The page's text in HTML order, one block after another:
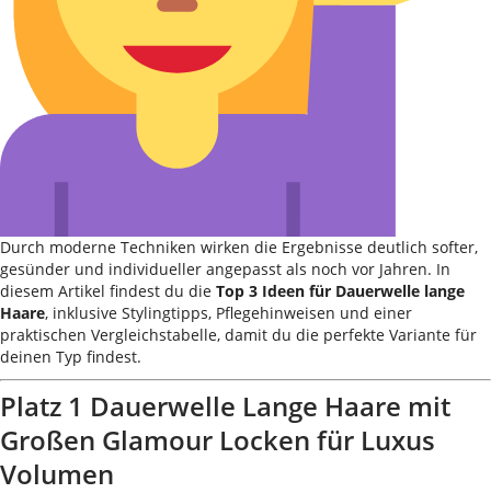
Durch moderne Techniken wirken die Ergebnisse deutlich softer,
gesünder und individueller angepasst als noch vor Jahren. In
diesem Artikel findest du die Top 3 Ideen für Dauerwelle lange
Haare, inklusive Stylingtipps, Pflegehinweisen und einer
praktischen Vergleichstabelle, damit du die perfekte Variante für
deinen Typ findest.
Platz 1 Dauerwelle Lange Haare mit
Großen Glamour Locken für Luxus
Volumen